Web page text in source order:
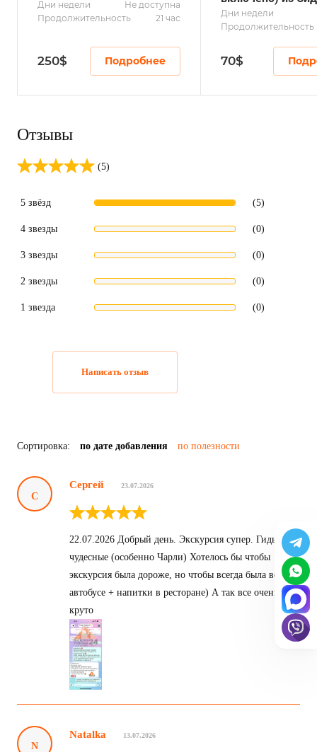
Дни недели
Не доступна
Продолжительность
21 час
250$ Подробнее
Дни недели
Продолжительность
70$
Отзывы
(5)
5 звёзд (5)
4 звезды (0)
3 звезды (0)
2 звезды (0)
1 звезда (0)
Написать отзыв
Сортировка: по дате добавления по полезности
С
Сергей 23.07.2026
22.07.2026 Добрый день. Экскурсия супер. Гиды
чудесные (особенно Чарли) Хотелось бы чтобы
экскурсия была дороже, но чтобы всегда была вода в
автобусе + напитки в ресторане) А так все очень
круто
N
Natalka 13.07.2026